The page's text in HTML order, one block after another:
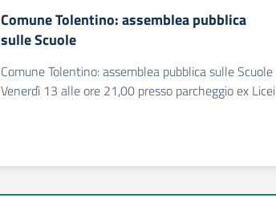
Comune Tolentino: assemblea pubblica
sulle Scuole
Comune Tolentino: assemblea pubblica sulle Scuole
Venerdì 13 alle ore 21,00 presso parcheggio ex Licei